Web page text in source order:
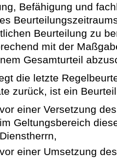
Befähigung und
Beurteilung zu
mit der
Gesamturteil
die letzte
zurück, ist ein
vor einer Versetzung
im Geltungsbereich
Dienstherrn,
vor einer Umsetzung